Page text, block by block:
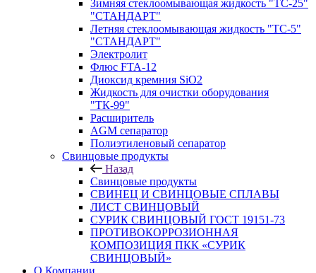
Зимняя стеклоомывающая жидкость "ТС-25"
"СТАНДАРТ"
Летняя стеклоомывающая жидкость "ТС-5"
"СТАНДАРТ"
Электролит
Флюс FTA-12
Диоксид кремния SiO2
Жидкость для очистки оборудования
"ТК-99"
Расширитель
AGM сепаратор
Полиэтиленовый сепаратор
Свинцовые продукты
Назад
Свинцовые продукты
СВИНЕЦ И СВИНЦОВЫЕ СПЛАВЫ
ЛИСТ СВИНЦОВЫЙ
СУРИК СВИНЦОВЫЙ ГОСТ 19151-73
ПРОТИВОКОРРОЗИОННАЯ
КОМПОЗИЦИЯ ПКК «СУРИК
СВИНЦОВЫЙ»
О Компании